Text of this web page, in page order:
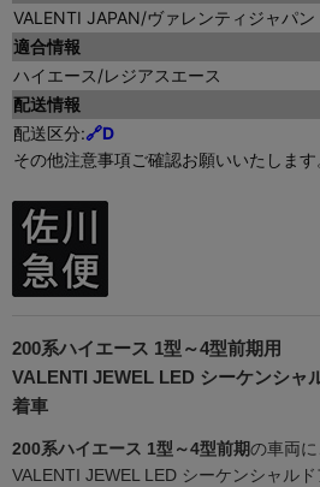
VALENTI JAPAN/ヴァレンティジャパン
適合情報
ハイエース/レジアスエース
配送情報
配送区分:🔗D
その他注意事項ご確認お願いいたします
200系ハイエース 1型～4型前期用
VALENTI JEWEL LED シーケンシャ
着車
200系ハイエース 1型～4型前期の車両に
VALENTI JEWEL LED シーケンシャル